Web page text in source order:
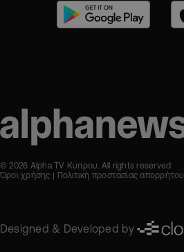
© 2026 Alpha TV Κύπρου. All rights reserved
Όροι χρήσης
Πολιτική προστασίας απορρήτου
Designed & Developed by